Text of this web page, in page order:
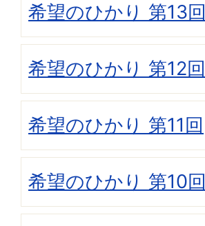
希望のひかり 第13回
希望のひかり 第12回
希望のひかり 第11回
希望のひかり 第10回